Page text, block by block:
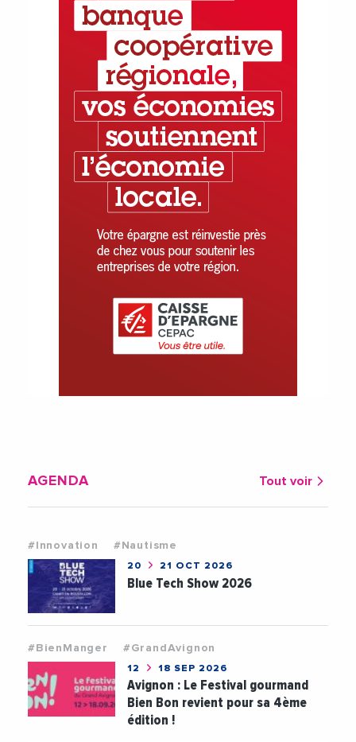
AGENDA Tout voir
#Innovation #Nautisme
20 21 OCT 2026
Blue Tech Show 2026
#BienManger #GrandAvignon
12 18 SEP 2026
Avignon : Le Festival gourmand
Bien Bon revient pour sa 4ème
édition !